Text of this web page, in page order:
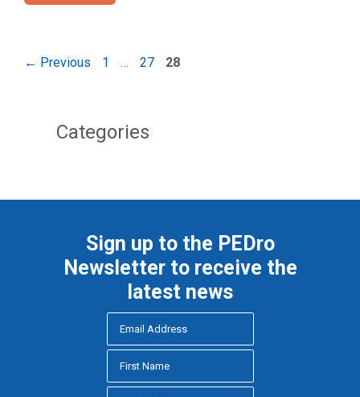
← Previous Page
1 … Page
27 Page
28
Categories
Sign up to the PEDro
Newsletter to receive the
latest news